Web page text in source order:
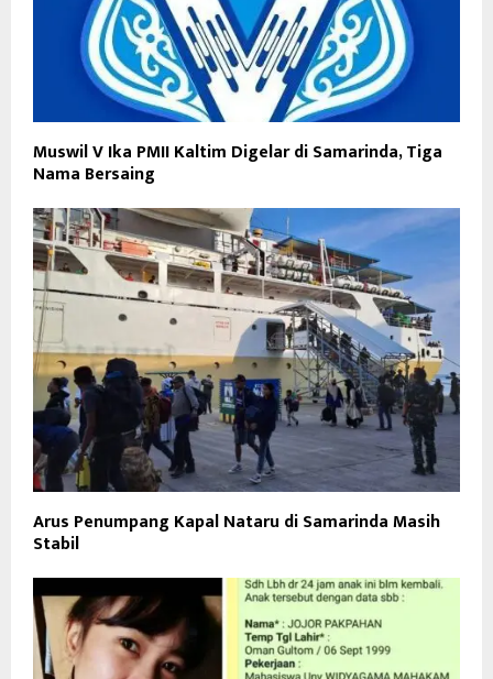
Muswil V Ika PMII Kaltim Digelar di Samarinda, Tiga
Nama Bersaing
Arus Penumpang Kapal Nataru di Samarinda Masih
Stabil